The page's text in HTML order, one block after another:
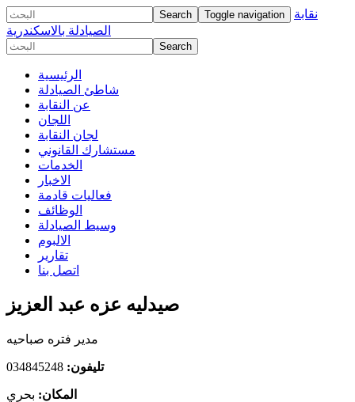
Toggle navigation
نقابة
الصيادلة بالاسكندرية
الرئيسية
شاطئ الصيادلة
عن النقابة
اللجان
لجان النقابة
مستشارك القانوني
الخدمات
الاخبار
فعاليات قادمة
الوظائف
وسيط الصيادلة
الالبوم
تقارير
اتصل بنا
صيدليه عزه عبد العزيز
مدير فتره صباحيه
تليفون:
المكان: بحري